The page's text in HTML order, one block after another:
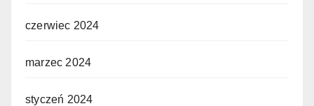
czerwiec 2024
marzec 2024
styczeń 2024